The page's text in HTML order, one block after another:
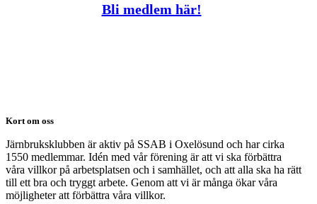
Bli medlem här!
Kort om oss
Järnbruksklubben är aktiv på SSAB i Oxelösund och har cirka
1550 medlemmar. Idén med vår förening är att vi ska förbättra
våra villkor på arbetsplatsen och i samhället, och att alla ska ha rätt
till ett bra och tryggt arbete. Genom att vi är många ökar våra
möjligheter att förbättra våra villkor.